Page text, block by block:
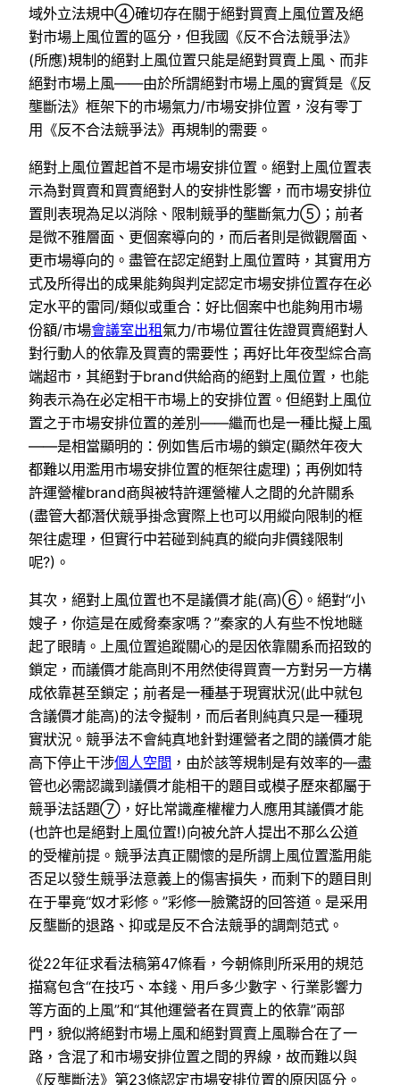
域外立法規中④確切存在關于絕對買賣上風位置及絕
對市場上風位置的區分，但我國《反不合法競爭法》
(所應)規制的絕對上風位置只能是絕對買賣上風、而非
絕對市場上風——由於所謂絕對市場上風的實質是《反
壟斷法》框架下的市場氣力/市場安排位置，沒有零丁
用《反不合法競爭法》再規制的需要。
絕對上風位置起首不是市場安排位置。絕對上風位置表
示為對買賣和買賣絕對人的安排性影響，而市場安排位
置則表現為足以消除、限制競爭的壟斷氣力⑤；前者
是微不雅層面、更個案導向的，而后者則是微觀層面、
更市場導向的。盡管在認定絕對上風位置時，其實用方
式及所得出的成果能夠與判定認定市場安排位置存在必
定水平的雷同/類似或重合：好比個案中也能夠用市場
份額/市場會議室出租氣力/市場位置往佐證買賣絕對人
對行動人的依靠及買賣的需要性；再好比年夜型綜合高
端超市，其絕對于brand供給商的絕對上風位置，也能
夠表示為在必定相干市場上的安排位置。但絕對上風位
置之于市場安排位置的差別——繼而也是一種比擬上風
——是相當顯明的：例如售后市場的鎖定(顯然年夜大
都難以用濫用市場安排位置的框架往處理)；再例如特
許運營權brand商與被特許運營權人之間的允許關系
(盡管大都潛伏競爭掛念實際上也可以用縱向限制的框
架往處理，但實行中若碰到純真的縱向非價錢限制
呢?)。
其次，絕對上風位置也不是議價才能(高)⑥。絕對“小
嫂子，你這是在威脅秦家嗎？”秦家的人有些不悅地瞇
起了眼睛。上風位置追蹤關心的是因依靠關系而招致的
鎖定，而議價才能高則不用然使得買賣一方對另一方構
成依靠甚至鎖定；前者是一種基于現實狀況(此中就包
含議價才能高)的法令擬制，而后者則純真只是一種現
實狀況。競爭法不會純真地針對運營者之間的議價才能
高下停止干涉個人空間 ，由於該等規制是有效率的—盡
管也必需認識到議價才能相干的題目或模子歷來都屬于
競爭法話題⑦，好比常識產權權力人應用其議價才能
(也許也是絕對上風位置!)向被允許人提出不那么公道
的受權前提。競爭法真正關懷的是所謂上風位置濫用能
否足以發生競爭法意義上的傷害損失，而剩下的題目則
在于畢竟“奴才彩修。”彩修一臉驚訝的回答道。是采用
反壟斷的退路、抑或是反不合法競爭的調劑范式。
從22年征求看法稿第47條看，今朝條則所采用的規范
描寫包含“在技巧、本錢、用戶多少數字、行業影響力
等方面的上風”和“其他運營者在買賣上的依靠”兩部
門，貌似將絕對市場上風和絕對買賣上風聯合在了一
路，含混了和市場安排位置之間的界線，故而難以與
《反壟斷法》第23條認定市場安排位置的原因區分。